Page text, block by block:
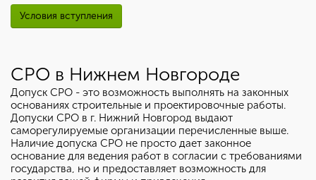
Условия вступления
СРО в Нижнем Новгороде
Допуск СРО - это возможность выполнять на законных
основаниях строительные и проектировочные работы.
Допуски СРО в г. Нижний Новгород выдают
саморегулируемые организации перечисленные выше.
Наличие допуска СРО не просто дает законное
основание для ведения работ в согласии с требованиями
государства, но и предоставляет возможность для